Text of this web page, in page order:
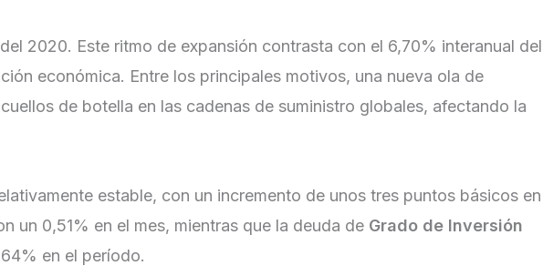
2020. Este ritmo de expansión contrasta con el 6,70% interanual del
económica. Entre los principales motivos, una nueva ola de
de botella en las cadenas de suministro globales, afectando la
estable, con un incremento de unos tres puntos básicos en
un 0,51% en el mes, mientras que la deuda de Grado de Inversión
en el período.